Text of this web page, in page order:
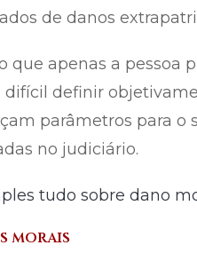
de danos
que apenas a pessoa
difícil definir
parâmetros para
no judiciário.
tudo sobre dano
morais